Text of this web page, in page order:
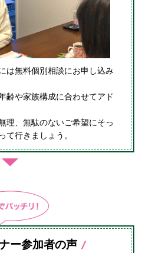
は無料個別相談にお申し込み
齢や家族構成に合わせてアド
理、無駄のないご希望にそっ
て行きましょう。
ー参加者の声